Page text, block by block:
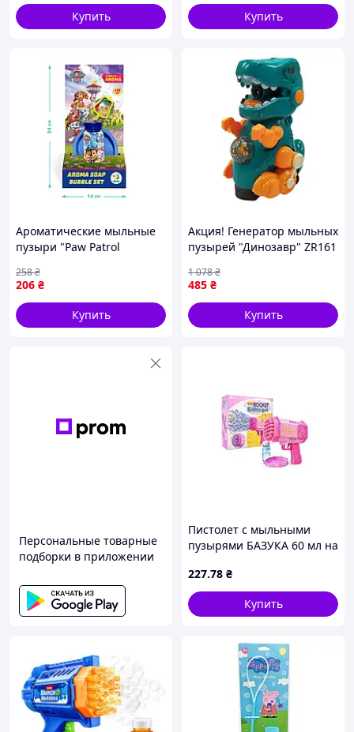
Купить Купить
Ароматические мыльные
пузыри "Paw Patrol
мл, 3 палочки impulse
206 ₴
258₴
Купить
Акция! Генератор мыльных
пузырей "Динозавр" ZR161
Зеленый - По лучшей
цене!
485 ₴
1 078₴
Купить
Персональные товарные
подборки в приложении
Пистолет с мыльными
пузырями БАЗУКА 60 мл на
ЧУДИСАМ
227.78 ₴
Купить